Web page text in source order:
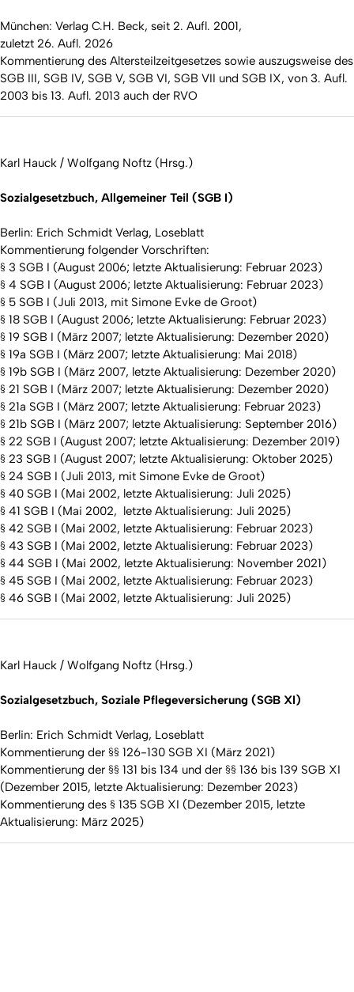
München: Verlag C.H. Beck, seit 2. Aufl. 2001,
zuletzt 26. Aufl. 2026
Kommentierung des Altersteilzeitgesetzes sowie auszugsweise des
SGB III, SGB IV, SGB V, SGB VI, SGB VII und SGB IX, von 3. Aufl.
2003 bis 13. Aufl. 2013 auch der RVO
Karl Hauck / Wolfgang Noftz (Hrsg.)
Sozialgesetzbuch, Allgemeiner Teil (SGB I)
Berlin: Erich Schmidt Verlag, Loseblatt
Kommentierung folgender Vorschriften:
§ 3 SGB I (August 2006; letzte Aktualisierung: Februar 2023)
§ 4 SGB I (August 2006; letzte Aktualisierung: Februar 2023)
§ 5 SGB I (Juli 2013, mit Simone Evke de Groot)
§ 18 SGB I (August 2006; letzte Aktualisierung: Februar 2023)
§ 19 SGB I (März 2007; letzte Aktualisierung: Dezember 2020)
§ 19a SGB I (März 2007; letzte Aktualisierung: Mai 2018)
§ 19b SGB I (März 2007, letzte Aktualisierung: Dezember 2020)
§ 21 SGB I (März 2007; letzte Aktualisierung: Dezember 2020)
§ 21a SGB I (März 2007; letzte Aktualisierung: Februar 2023)
§ 21b SGB I (März 2007; letzte Aktualisierung: September 2016)
§ 22 SGB I (August 2007; letzte Aktualisierung: Dezember 2019)
§ 23 SGB I (August 2007; letzte Aktualisierung: Oktober 2025)
§ 24 SGB I (Juli 2013, mit Simone Evke de Groot)
§ 40 SGB I (Mai 2002, letzte Aktualisierung: Juli 2025)
§ 41 SGB I (Mai 2002, letzte Aktualisierung: Juli 2025)
§ 42 SGB I (Mai 2002, letzte Aktualisierung: Februar 2023)
§ 43 SGB I (Mai 2002, letzte Aktualisierung: Februar 2023)
§ 44 SGB I (Mai 2002, letzte Aktualisierung: November 2021)
§ 45 SGB I (Mai 2002, letzte Aktualisierung: Februar 2023)
§ 46 SGB I (Mai 2002, letzte Aktualisierung: Juli 2025)
Karl Hauck / Wolfgang Noftz (Hrsg.)
Sozialgesetzbuch, Soziale Pflegeversicherung (SGB XI)
Berlin: Erich Schmidt Verlag, Loseblatt
Kommentierung der §§ 126-130 SGB XI (März 2021)
Kommentierung der §§ 131 bis 134 und der §§ 136 bis 139 SGB XI
(Dezember 2015, letzte Aktualisierung: Dezember 2023)
Kommentierung des § 135 SGB XI (Dezember 2015, letzte
Aktualisierung: März 2025)